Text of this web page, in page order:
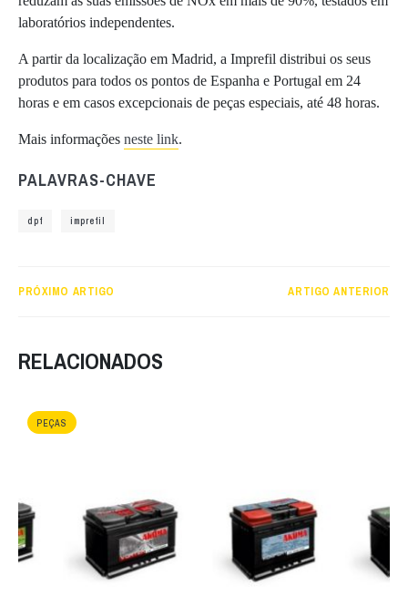
laboratórios independentes.
A partir da localização em Madrid, a Imprefil distribui os seus
produtos para todos os pontos de Espanha e Portugal em 24
horas e em casos excepcionais de peças especiais, até 48 horas.
Mais informações neste link.
PALAVRAS-CHAVE
dpf imprefil
PRÓXIMO ARTIGO ARTIGO ANTERIOR
RELACIONADOS
PEÇAS